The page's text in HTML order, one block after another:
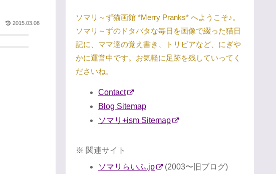
2015.03.08
ソマリ～ず猫画館 *Merry Pranks* へようこそ♪。
ソマリ～ずのドタバタな毎日を画像で綴った猫日
記に、ママ達の覚え書き、トリビアなど、にぎや
かに運営中です。お気軽に足跡を残していってく
ださいね。
Contact
Blog Sitemap
ソマリ+ism Sitemap
※ 関連サイト
ソマリらいふ.jp
(2003〜旧ブログ)